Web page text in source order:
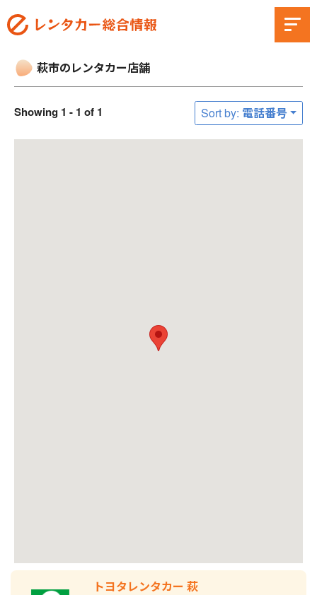
萩市のレンタカー店舗
Showing 1 - 1 of 1 Sort by: 電話番号
トヨタレンタカー 萩